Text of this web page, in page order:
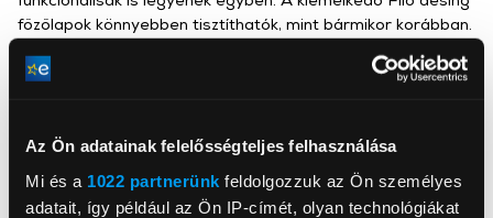
Az Ön adatainak felelősségteljes felhasználása
Mi és a 1022 partnerünk feldolgozzuk az Ön személyes
adatait, így például az Ön IP-címét, olyan technológiákat
főzőlapok könnyebben tisztíthatók, mint bármikor korábban.
Elülső vezérlők